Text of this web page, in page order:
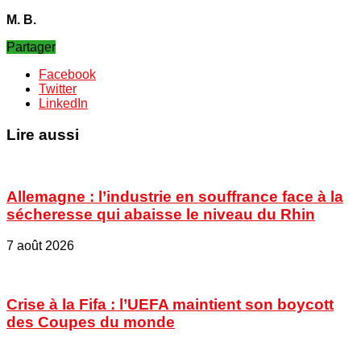
M. B.
Partager
Facebook
Twitter
LinkedIn
Lire aussi
Allemagne : l’industrie en souffrance face à la
sécheresse qui abaisse le niveau du Rhin
7 août 2026
Crise à la Fifa : l’UEFA maintient son boycott
des Coupes du monde